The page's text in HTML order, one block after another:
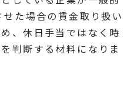
た場合の賃金取り扱い
、休日手当ではなく時
判断する材料になりま